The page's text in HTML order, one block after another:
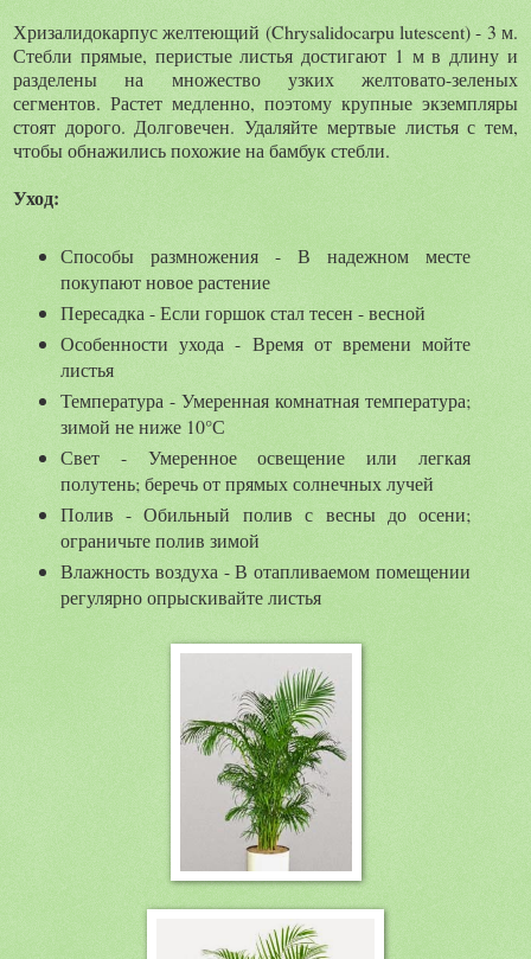
Хризалидокарпус желтеющий (Chrysalidocarpu lutescent) - 3 м.
Стебли прямые, перистые листья достигают 1 м в длину и
разделены на множество узких желтовато-зеленых
сегментов. Растет медленно, поэтому крупные экземпляры
стоят дорого. Долговечен. Удаляйте мертвые листья с тем,
чтобы обнажились похожие на бамбук стебли.
Уход:
Способы размножения - В надежном месте
покупают новое растение
Пересадка - Если горшок стал тесен - весной
Особенности ухода - Время от времени мойте
листья
Температура - Умеренная комнатная температура;
зимой не ниже 10°С
Свет - Умеренное освещение или легкая
полутень; беречь от прямых солнечных лучей
Полив - Обильный полив с весны до осени;
ограничьте полив зимой
Влажность воздуха - В отапливаемом помещении
регулярно опрыскивайте листья